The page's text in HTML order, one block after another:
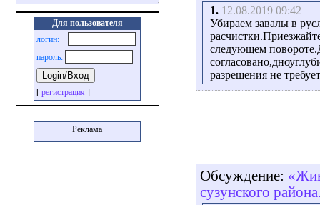
Для пользователя
логин:
пароль:
[ регистрация ]
Реклама
1. 12.08.2019 09:42
Убираем завалы в
следующем
разрешения не
Обсуждение:
сузунского